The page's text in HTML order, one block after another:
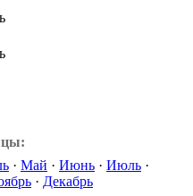
· Май · Июнь · Июль ·
· Декабрь